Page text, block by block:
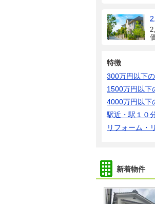
特徴
300万円以下
1500万円以下
4000万円以下
駅近・駅１０
リフォーム・
新着物件